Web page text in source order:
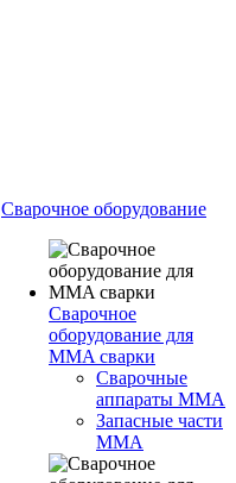
Сварочное оборудование
Сварочное
оборудование для
MMA сварки
Сварочные
аппараты MMA
Запасные части
MMA